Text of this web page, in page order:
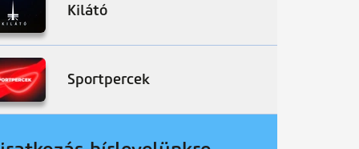
Kilátó
Sportpercek